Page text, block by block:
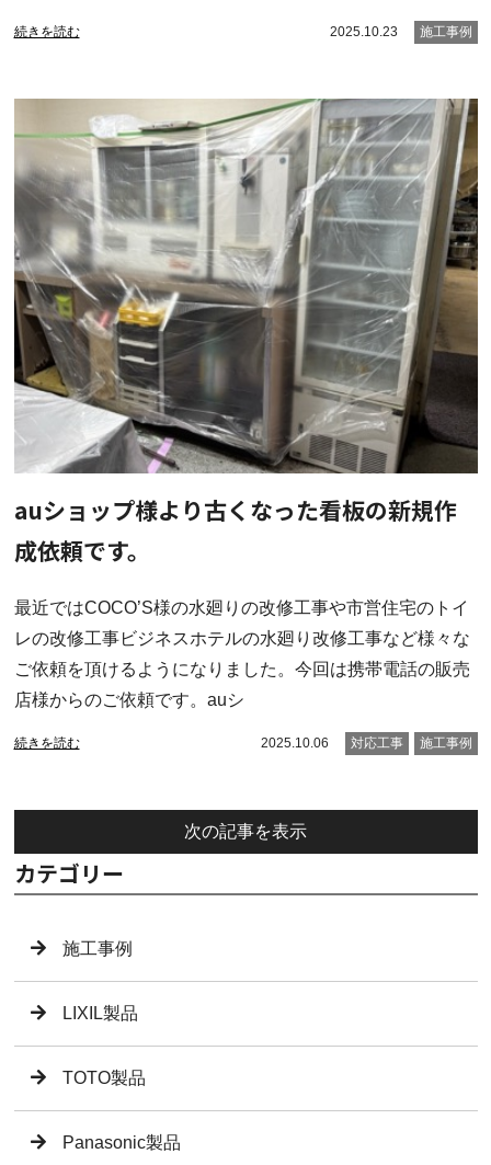
続きを読む 2025.10.23 施工事例
auショップ様より古くなった看板の新規作
成依頼です。
最近ではCOCO’S様の水廻りの改修工事や市営住宅のトイ
レの改修工事ビジネスホテルの水廻り改修工事など様々な
ご依頼を頂けるようになりました。今回は携帯電話の販売
店様からのご依頼です。auシ
続きを読む 2025.10.06 対応工事 施工事例
次の記事を表示
カテゴリー
施工事例
LIXIL製品
TOTO製品
Panasonic製品